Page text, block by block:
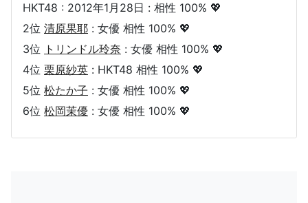
HKT48 : 2012年1月28日 : 相性 100% 💖
2位 清原果耶 : 女優 相性 100% 💖
3位 トリンドル玲奈 : 女優 相性 100% 💖
4位 栗原紗英 : HKT48 相性 100% 💖
5位 松たか子 : 女優 相性 100% 💖
6位 松岡茉優 : 女優 相性 100% 💖